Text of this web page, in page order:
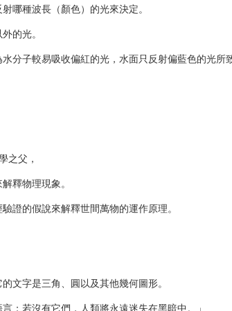
哪種波長（顏色）的光來決定。
的光。
分子較易吸收偏紅的光，水面只反射偏藍色的光所
之父，
釋物理現象。
證的假說來解釋世間萬物的運作原理。
文字是三角、圓以及其他幾何圖形。
；若沒有它們，人類將永遠迷失在黑暗中。」